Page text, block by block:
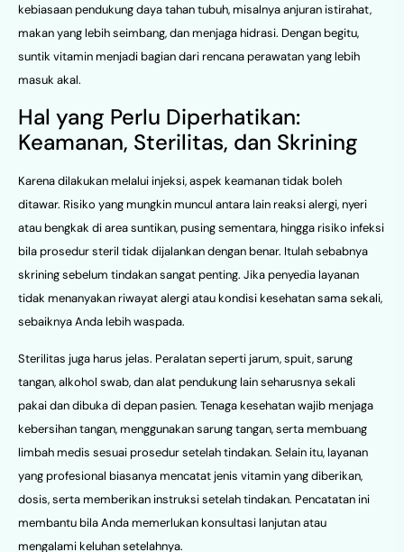
kebiasaan pendukung daya tahan tubuh, misalnya anjuran istirahat,
makan yang lebih seimbang, dan menjaga hidrasi. Dengan begitu,
suntik vitamin menjadi bagian dari rencana perawatan yang lebih
masuk akal.
Hal yang Perlu Diperhatikan:
Keamanan, Sterilitas, dan Skrining
Karena dilakukan melalui injeksi, aspek keamanan tidak boleh
ditawar. Risiko yang mungkin muncul antara lain reaksi alergi, nyeri
atau bengkak di area suntikan, pusing sementara, hingga risiko infeksi
bila prosedur steril tidak dijalankan dengan benar. Itulah sebabnya
skrining sebelum tindakan sangat penting. Jika penyedia layanan
tidak menanyakan riwayat alergi atau kondisi kesehatan sama sekali,
sebaiknya Anda lebih waspada.
Sterilitas juga harus jelas. Peralatan seperti jarum, spuit, sarung
tangan, alkohol swab, dan alat pendukung lain seharusnya sekali
pakai dan dibuka di depan pasien. Tenaga kesehatan wajib menjaga
kebersihan tangan, menggunakan sarung tangan, serta membuang
limbah medis sesuai prosedur setelah tindakan. Selain itu, layanan
yang profesional biasanya mencatat jenis vitamin yang diberikan,
dosis, serta memberikan instruksi setelah tindakan. Pencatatan ini
membantu bila Anda memerlukan konsultasi lanjutan atau
mengalami keluhan setelahnya.